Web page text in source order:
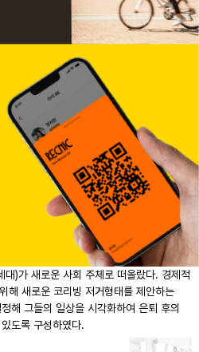
)가 새로운 사회 주체로 떠올랐다. 경제적
해 새로운 코리빙 저거형태를 제안하는
해 그들의 일상을 시각화하여 은퇴 후의
도록 구성하였다.